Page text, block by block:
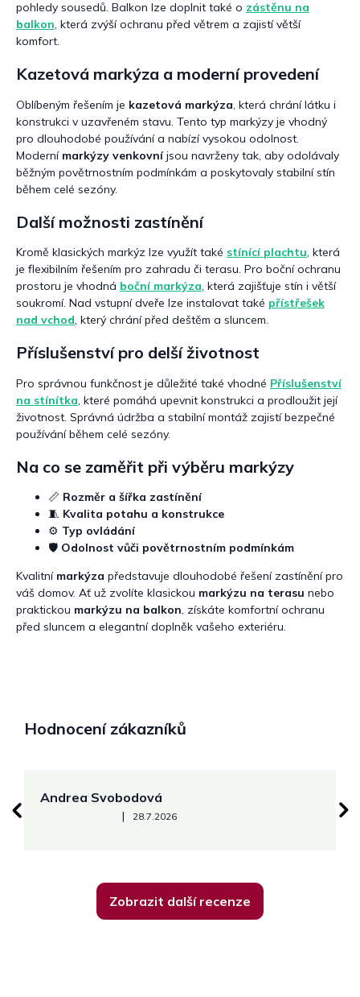
pohledy sousedů. Balkon lze doplnit také o zástěnu na
balkon, která zvýší ochranu před větrem a zajistí větší
komfort.
Kazetová markýza a moderní provedení
Oblíbeným řešením je kazetová markýza, která chrání látku i
konstrukci v uzavřeném stavu. Tento typ markýzy je vhodný
pro dlouhodobé používání a nabízí vysokou odolnost.
Moderní markýzy venkovníjsou navrženy tak, aby odolávaly
běžným povětrnostním podmínkám a poskytovaly stabilní stín
během celé sezóny.
Další možnosti zastínění
Kromě klasických markýz lze využít také stínící plachtu, která
je flexibilním řešením pro zahradu či terasu. Pro boční ochranu
prostoru je vhodná boční markýza, která zajišťuje stín i větší
soukromí. Nad vstupní dveře lze instalovat také přístřešek
nad vchod, který chrání před deštěm a sluncem.
Příslušenství pro delší životnost
Pro správnou funkčnost je důležité také vhodné Příslušenství
na stínítka, které pomáhá upevnit konstrukci a prodloužit její
životnost. Správná údržba a stabilní montáž zajistí bezpečné
používání během celé sezóny.
Na co se zaměřit při výběru markýzy
📏 Rozměr a šířka zastínění
🧵 Kvalita potahu a konstrukce
⚙️ Typ ovládání
🛡️ Odolnost vůči povětrnostním podmínkám
Kvalitní markýza představuje dlouhodobé řešení zastínění pro
váš domov. Ať už zvolíte klasickou markýzu na terasu nebo
praktickou markýzu na balkon, získáte komfortní ochranu
před sluncem a elegantní doplněk vašeho exteriéru.
Hodnocení zákazníků
Andrea Svobodová
Hodnocení obchodu je 5 z 5 hvězdiček.
| 28.7.2026
Zobrazit další recenze